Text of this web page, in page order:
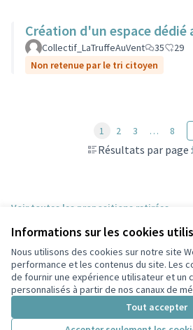
Informations sur les cookies
Nous utilisons des cookies sur notre site
performance et les contenus du site. Les
de fournir une expérience utilisateur et un
personnalisés à partir de nos canaux de
Tout accepter
Création d'un espace dédié
Collectif_LaTruffeAuVent 35
29
Non retenue par le tri citoyen
Résultats par page :
1 2 3 … 8
Voir toutes les propositions retirées
Conditions d'utilisation
Paramètres des cookies
Participez Villeurbanne sur X
(Lien externe)
Participez Villeurbanne sur Facebook
Participez Villeurbanne sur
Participez Villeurbanne sur
(Lien externe)